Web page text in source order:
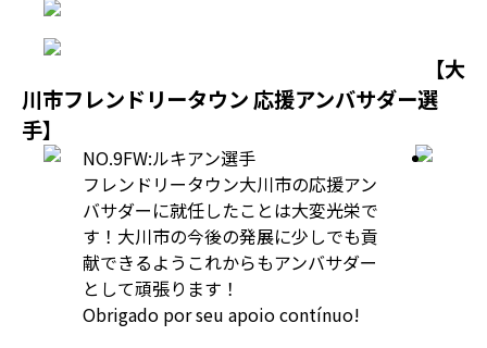
【大
川市フレンドリータウン 応援アンバサダー選
手】
NO.9FW:ルキアン選手
フレンドリータウン大川市の応援アン
バサダーに就任したことは大変光栄で
す！大川市の今後の発展に少しでも貢
献できるようこれからもアンバサダー
として頑張ります！
Obrigado por seu apoio contínuo!